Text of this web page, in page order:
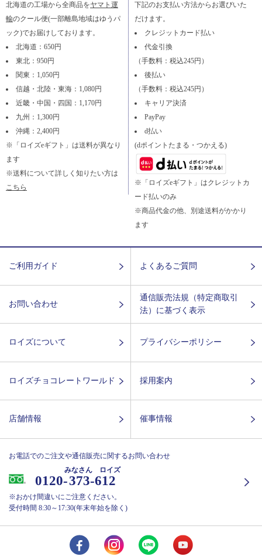
北海道の工場から全商品をヤマト運
輸のクール便(一部離島地域はゆうパ
ック)でお届けしております。
北海道：650円
東北：950円
関東：1,050円
信越・北陸・東海：1,080円
近畿・中国・四国：1,170円
九州：1,300円
沖縄：2,400円
※「ロイズeギフト」は送料が異なり
ます
※送料について詳しく知りたい方は
こちら
下記のお支払い方法からお選びいた
だけます。
クレジットカード払い
代金引換
（手数料：税込245円）
後払い
（手数料：税込245円）
キャリア決済
PayPay
d払い
(dポイントたまる・つかえる)
※「ロイズeギフト」はクレジットカ
ード払いのみ
※商品代金の他、別途送料がかかり
ます
ご利用ガイド よくあるご質問
お問い合わせ
通信販売法規（特定商取引
法）に基づく表示
ロイズについて プライバシーポリシー
ロイズチョコレートワールド 採用案内
店舗情報 催事情報
お電話でのご注文や通信販売に関するお問い合わせ
0120-373-612
みなさん ロイズ
※おかけ間違いにご注意ください。
受付時間 8:30～17:30(年末年始を除く)